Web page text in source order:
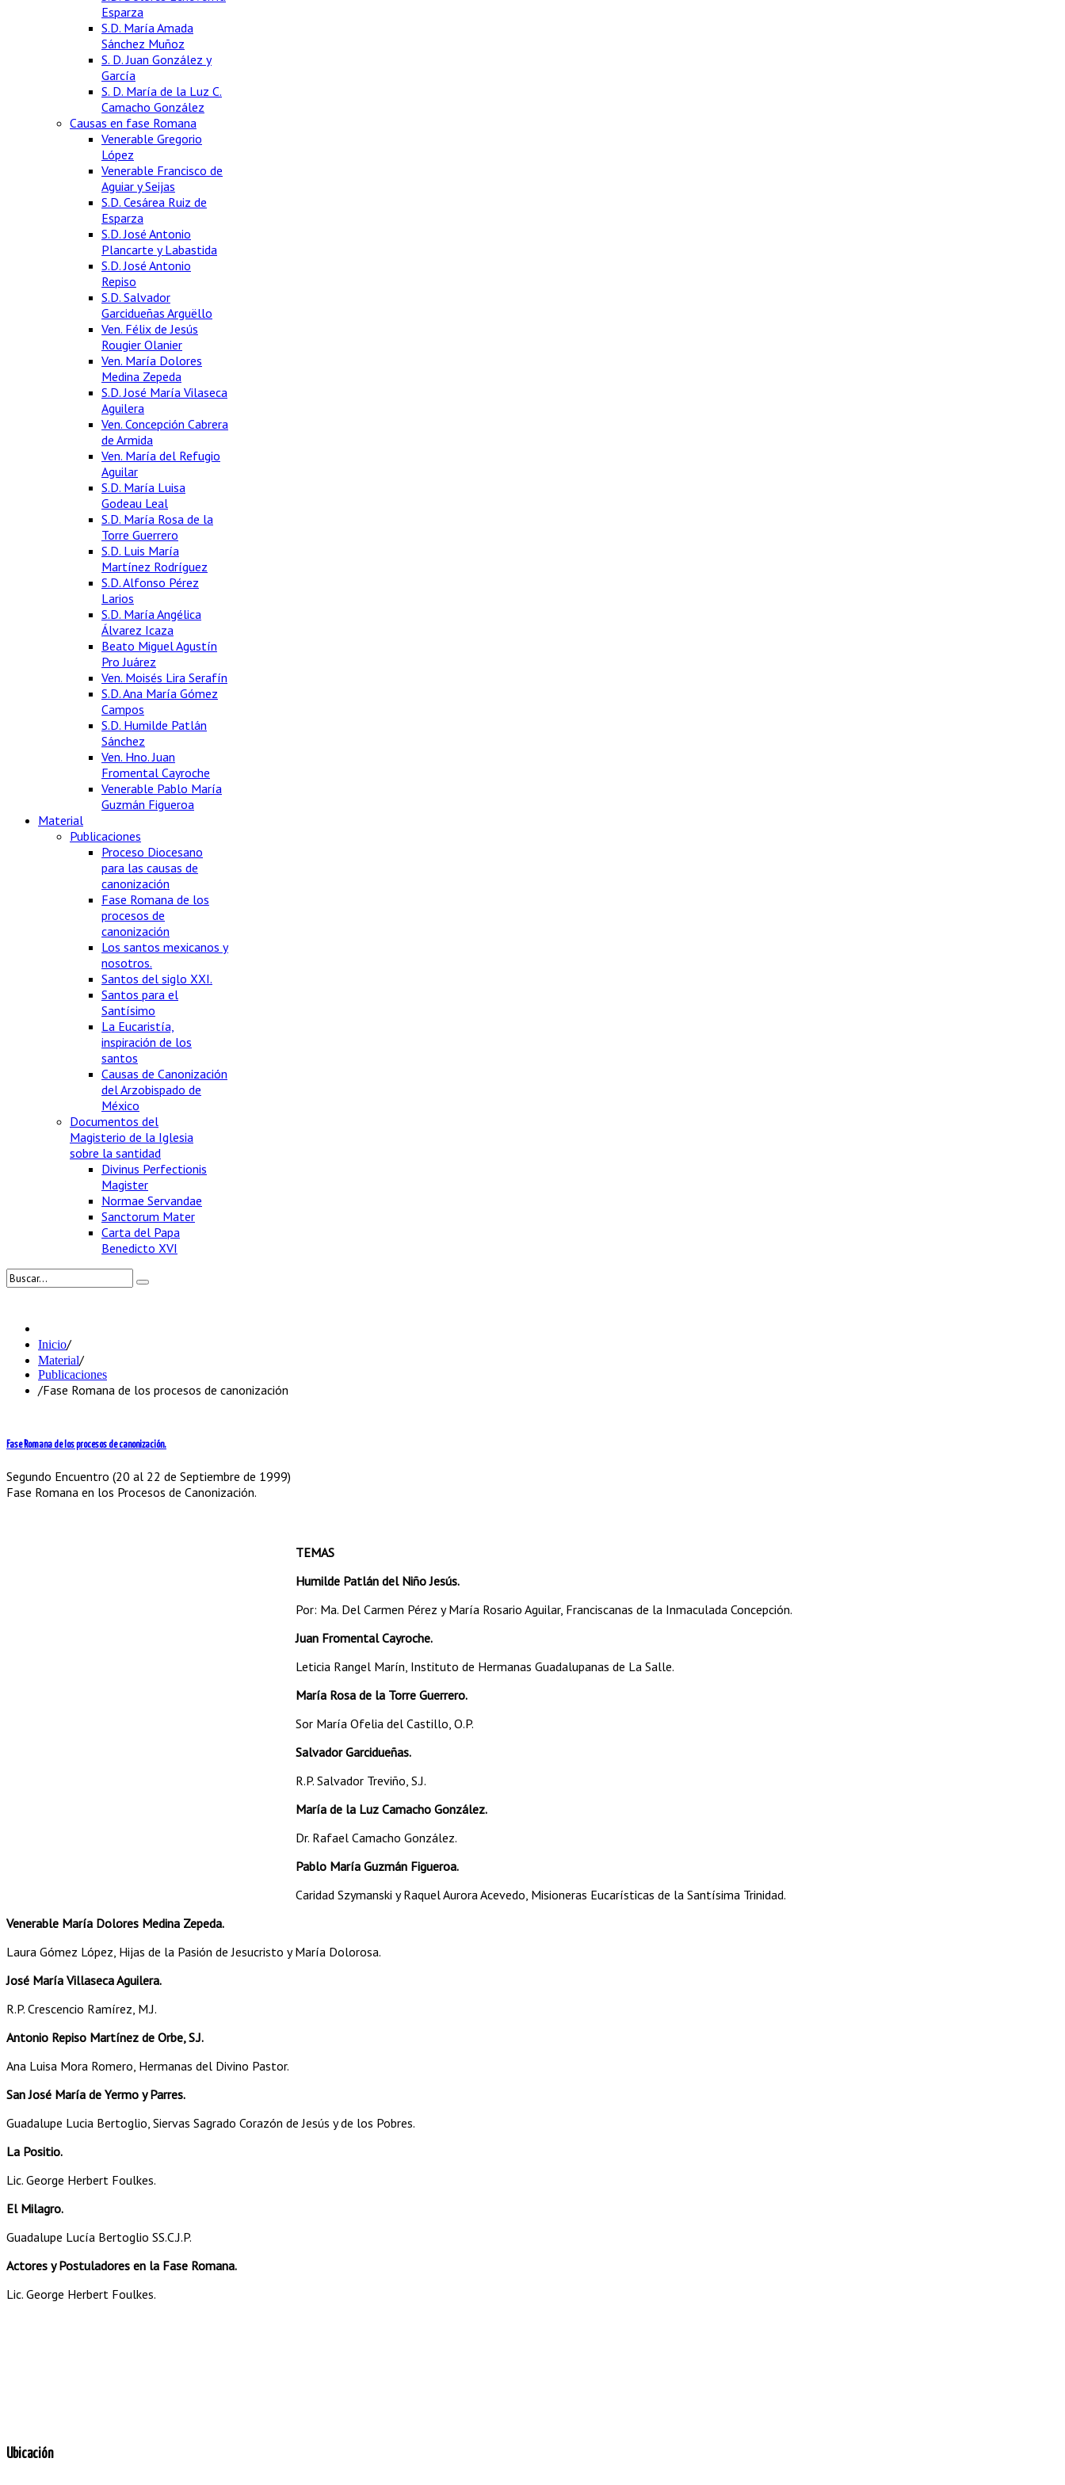
Esparza
S.D. María Amada
Sánchez Muñoz
S. D. Juan González y
García
S. D. María de la Luz C.
Camacho González
Causas en fase Romana
Venerable Gregorio
López
Venerable Francisco de
Aguiar y Seijas
S.D. Cesárea Ruiz de
Esparza
S.D. José Antonio
Plancarte y Labastida
S.D. José Antonio
Repiso
S.D. Salvador
Garcidueñas Arguëllo
Ven. Félix de Jesús
Rougier Olanier
Ven. María Dolores
Medina Zepeda
S.D. José María Vilaseca
Aguilera
Ven. Concepción Cabrera
de Armida
Ven. María del Refugio
Aguilar
S.D. María Luisa
Godeau Leal
S.D. María Rosa de la
Torre Guerrero
S.D. Luis María
Martínez Rodríguez
S.D. Alfonso Pérez
Larios
S.D. María Angélica
Álvarez Icaza
Beato Miguel Agustín
Pro Juárez
Ven. Moisés Lira Serafín
S.D. Ana María Gómez
Campos
S.D. Humilde Patlán
Sánchez
Ven. Hno. Juan
Fromental Cayroche
Venerable Pablo María
Guzmán Figueroa
Material
Publicaciones
Proceso Diocesano
para las causas de
canonización
Fase Romana de los
procesos de
canonización
Los santos mexicanos y
nosotros.
Santos del siglo XXI.
Santos para el
Santísimo
La Eucaristía,
inspiración de los
santos
Causas de Canonización
del Arzobispado de
México
Documentos del
Magisterio de la Iglesia
sobre la santidad
Divinus Perfectionis
Magister
Normae Servandae
Sanctorum Mater
Carta del Papa
Benedicto XVI
Inicio/
Material/
Publicaciones
/Fase Romana de los procesos de canonización
Fase Romana de los procesos de canonización.
Segundo Encuentro (20 al 22 de Septiembre de 1999)
Fase Romana en los Procesos de Canonización.
TEMAS
Humilde Patlán del Niño Jesús.
Por: Ma. Del Carmen Pérez y María Rosario Aguilar, Franciscanas de la Inmaculada Concepción.
Juan Fromental Cayroche.
Leticia Rangel Marín, Instituto de Hermanas Guadalupanas de La Salle.
María Rosa de la Torre Guerrero.
Sor María Ofelia del Castillo, O.P.
Salvador Garcidueñas.
R.P. Salvador Treviño, S.J.
María de la Luz Camacho González.
Dr. Rafael Camacho González.
Pablo María Guzmán Figueroa.
Caridad Szymanski y Raquel Aurora Acevedo, Misioneras Eucarísticas de la Santísima Trinidad.
Venerable María Dolores Medina Zepeda.
Laura Gómez López, Hijas de la Pasión de Jesucristo y María Dolorosa.
José María Villaseca Aguilera.
R.P. Crescencio Ramírez, M.J.
Antonio Repiso Martínez de Orbe, S.J.
Ana Luisa Mora Romero, Hermanas del Divino Pastor.
San José María de Yermo y Parres.
Guadalupe Lucia Bertoglio, Siervas Sagrado Corazón de Jesús y de los Pobres.
La Positio.
Lic. George Herbert Foulkes.
El Milagro.
Guadalupe Lucía Bertoglio SS.C.J.P.
Actores y Postuladores en la Fase Romana.
Lic. George Herbert Foulkes.
Ubicación